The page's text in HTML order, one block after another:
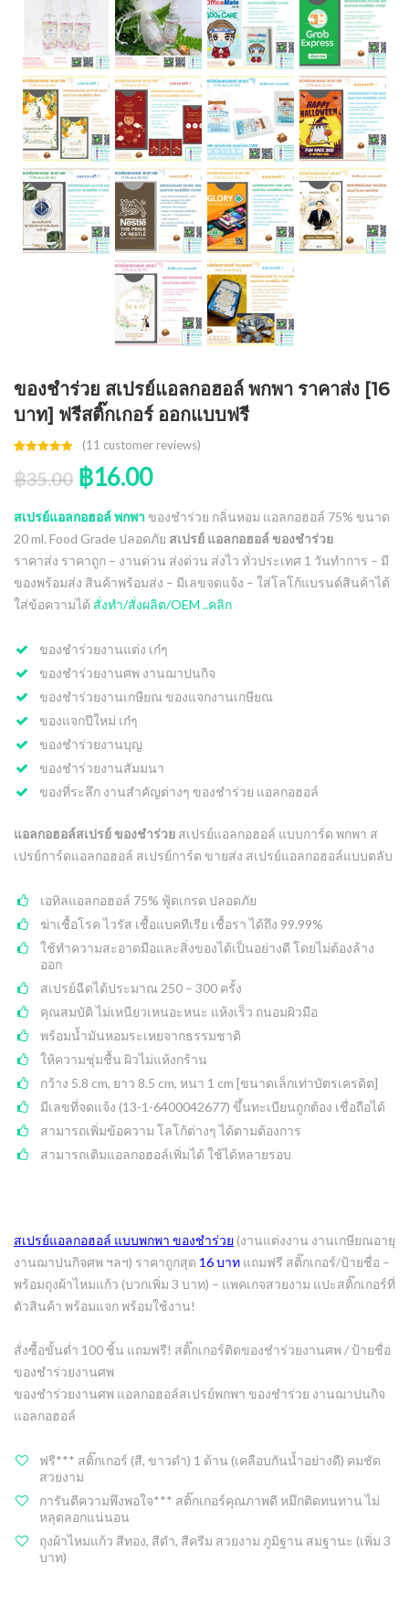
ของชําร่วย สเปรย์แอลกอฮอล์ พกพา ราคาส่ง [16
บาท] ฟรีสติ๊กเกอร์ ออกแบบฟรี
out of 5
based on
(11 customer reviews)
฿35.00 ฿16.00
สเปรย์แอลกอฮอล์ พกพา ของชำร่วย กลิ่นหอม แอลกอฮอล์ 75% ขนาด
20 ml. Food Grade ปลอดภัย สเปรย์ แอลกอฮอล์ ของชําร่วย
ราคาส่ง ราคาถูก – งานด่วน ส่งด่วน ส่งไว ทั่วประเทศ 1 วันทำการ – มี
ของพร้อมส่ง สินค้าพร้อมส่ง – มีเลขจดแจ้ง – ใส่โลโก้แบรนด์สินค้าได้
ใส่ข้อความได้ สั่งทำ/สั่งผลิต/OEM ..คลิก
ของชำร่วยงานแต่ง เก๋ๆ
ของชำร่วยงานศพ งานฌาปนกิจ
ของชําร่วยงานเกษียณ ของแจกงานเกษียณ
ของแจกปีใหม่ เก๋ๆ
ของชำร่วยงานบุญ
ของชําร่วยงานสัมมนา
ของที่ระลึก งานสำคัญต่างๆ ของชําร่วย แอลกอฮอล์
แอลกอฮอล์สเปรย์ ของชําร่วย สเปรย์แอลกอฮอล์ แบบการ์ด พกพา ส
เปรย์การ์ดแอลกอฮอล์ สเปรย์การ์ด ขายส่ง สเปรย์แอลกอฮอล์แบบตลับ
เอทิลแอลกอฮอล์ 75% ฟู้ดเกรด ปลอดภัย
ฆ่าเชื้อโรค ไวรัส เชื้อแบคทีเรีย เชื้อรา ได้ถึง 99.99%
ใช้ทำความสะอาดมือและสิ่งของได้เป็นอย่างดี โดยไม่ต้องล้าง
ออก
สเปรย์ฉีดได้ประมาณ 250 – 300 ครั้ง
คุณสมบัติ ไม่เหนียวเหนอะหนะ แห้งเร็ว ถนอมผิวมือ
พร้อมน้ำมันหอมระเหยจากธรรมชาติ
ให้ความชุ่มชื้น ผิวไม่แห้งกร้าน
กว้าง 5.8 cm, ยาว 8.5 cm, หนา 1 cm [ขนาดเล็กเท่าบัตรเครดิต]
มีเลขที่จดแจ้ง (13-1-6400042677) ขึ้นทะเบียนถูกต้อง เชื่อถือได้
สามารถเพิ่มข้อความ โลโก้ต่างๆ ได้ตามต้องการ
สามารถเติมแอลกอฮอล์เพิ่มได้ ใช้ได้หลายรอบ
สเปรย์แอลกอฮอล์ แบบพกพา ของชำร่วย (งานแต่งงาน งานเกษียณอายุ
งานฌาปนกิจศพ ฯลฯ) ราคาถูกสุด 16 บาท แถมฟรี สติ๊กเกอร์/ป้ายชื่อ –
พร้อมถุงผ้าไหมแก้ว (บวกเพิ่ม 3 บาท) – แพคเกจสวยงาม แปะสติ๊กเกอร์ที่
ตัวสินค้า พร้อมแจก พร้อมใช้งาน!
สั่งซื้อขั้นต่ำ 100 ชิ้น แถมฟรี! สติ๊กเกอร์ติดของชำร่วยงานศพ / ป้ายชื่อ
ของชำร่วยงานศพ
ของชำร่วยงานศพ แอลกอฮอล์สเปรย์พกพา ของชําร่วย งานฌาปนกิจ
แอลกอฮอล์
ฟรี*** สติ๊กเกอร์ (สี, ขาวดำ) 1 ด้าน (เคลือบกันน้ำอย่างดี) คมชัด
สวยงาม
การันตีความพึงพอใจ*** สติ๊กเกอร์คุณภาพดี หมึกติดทนทาน ไม่
หลุดลอกแน่นอน
ถุงผ้าไหมแก้ว สีทอง, สีดำ, สีครีม สวยงาม ภูมิฐาน สมฐานะ (เพิ่ม 3
บาท)